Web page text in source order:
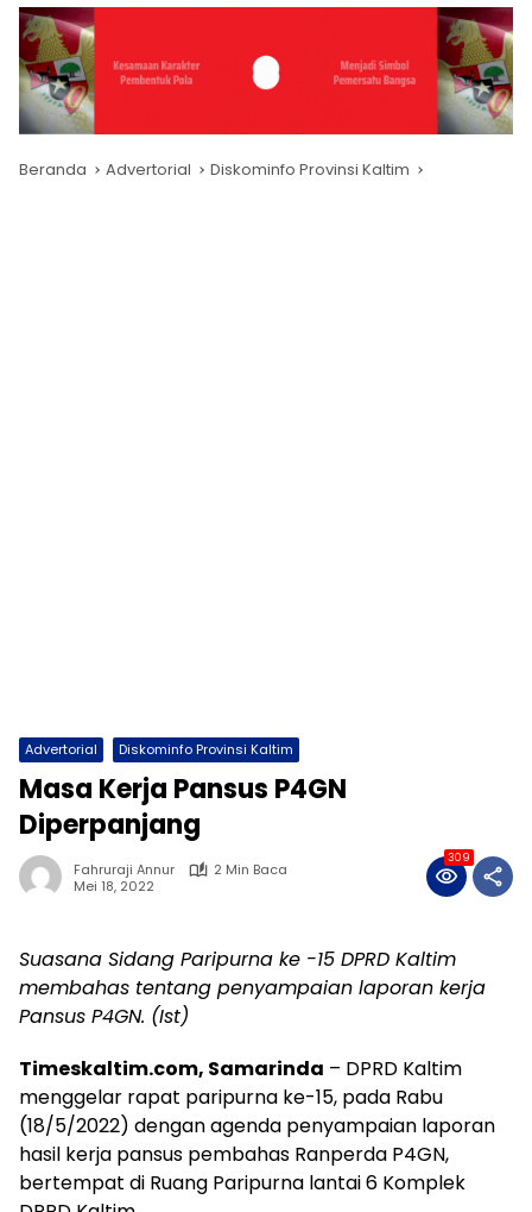
Beranda Advertorial Diskominfo Provinsi Kaltim
Advertorial Diskominfo Provinsi Kaltim
Masa Kerja Pansus P4GN
Diperpanjang
Fahruraji Annur
2 Min Baca
Mei 18, 2022
309
Suasana Sidang Paripurna ke -15 DPRD Kaltim
membahas tentang penyampaian laporan kerja
Pansus P4GN. (Ist)
Timeskaltim.com, Samarinda – DPRD Kaltim
menggelar rapat paripurna ke-15, pada Rabu
(18/5/2022) dengan agenda penyampaian laporan
hasil kerja pansus pembahas Ranperda P4GN,
bertempat di Ruang Paripurna lantai 6 Komplek